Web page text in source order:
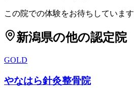
この院での体験をお待ちしています
新潟県の他の認定院
GOLD
やなはら針灸整骨院